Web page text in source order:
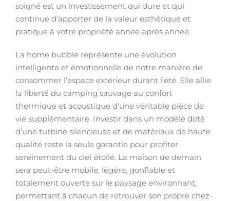
soigné est un investissement qui dure et qui
continue d’apporter de la valeur esthétique et
pratique à votre propriété année après année.
La home bubble représente une évolution
intelligente et émotionnelle de notre manière de
consommer l’espace extérieur durant l’été. Elle allie
la liberté du camping sauvage au confort
thermique et acoustique d’une véritable pièce de
vie supplémentaire. Investir dans un modèle doté
d’une turbine silencieuse et de matériaux de haute
qualité reste la seule garantie pour profiter
sereinement du ciel étoilé. La maison de demain
sera peut-être mobile, légère, gonflable et
totalement ouverte sur le paysage environnant,
permettant à chacun de retrouver son propre chez-